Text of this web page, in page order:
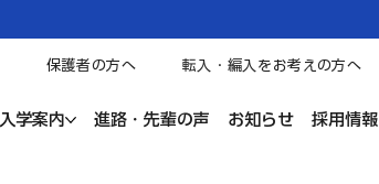
保護者の方へ 転入・編入をお考えの方へ
入学案内 進路・先輩の声 お知らせ 採用情報